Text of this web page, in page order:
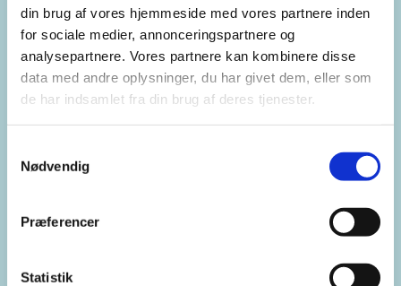
din brug af vores hjemmeside med vores partnere inden
for sociale medier, annonceringspartnere og
analysepartnere. Vores partnere kan kombinere disse
data med andre oplysninger, du har givet dem, eller som
de har indsamlet fra din brug af deres tjenester.
Nødvendig
Præferencer
Statistik